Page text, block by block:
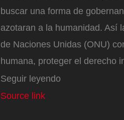
buscar una forma de
azotaran a la humanidad. Así
de Naciones Unidas (ONU)
humana, proteger el derecho
Seguir leyendo
Source link